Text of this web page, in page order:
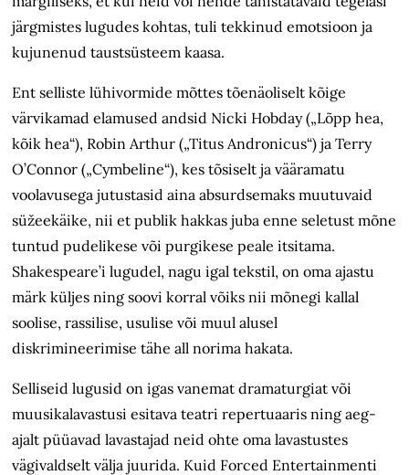
järgmistes lugudes kohtas, tuli tekkinud emotsioon ja
kujunenud taustsüsteem kaasa.
Ent selliste lühivormide mõttes tõenäoliselt kõige
värvikamad elamused andsid Nicki Hobday („Lõpp hea,
kõik hea“), Robin Arthur („Titus Andronicus“) ja Terry
O’Connor („Cymbeline“), kes tõsiselt ja vääramatu
voolavusega jutustasid aina absurdsemaks muutuvaid
süžeekäike, nii et publik hakkas juba enne seletust mõne
tuntud pudelikese või purgikese peale itsitama.
Shakespeare’i lugudel, nagu igal tekstil, on oma ajastu
märk küljes ning soovi korral võiks nii mõnegi kallal
soolise, rassilise, usulise või muul alusel
diskrimineerimise tähe all norima hakata.
Selliseid lugusid on igas vanemat dramaturgiat või
muusikalavastusi esitava teatri repertuaaris ning aeg-
ajalt püüavad lavastajad neid ohte oma lavastustes
vägivaldselt välja juurida. Kuid Forced Entertainmenti